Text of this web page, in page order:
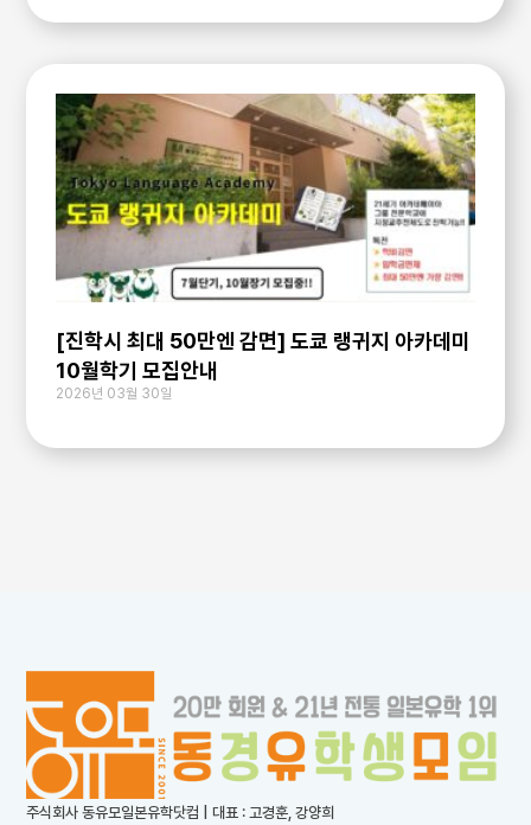
[진학시 최대 50만엔 감면] 도쿄 랭귀지 아카데미
10월학기 모집안내
2026년 03월 30일
주식회사 동유모일본유학닷컴 | 대표 : 고경훈, 강양희